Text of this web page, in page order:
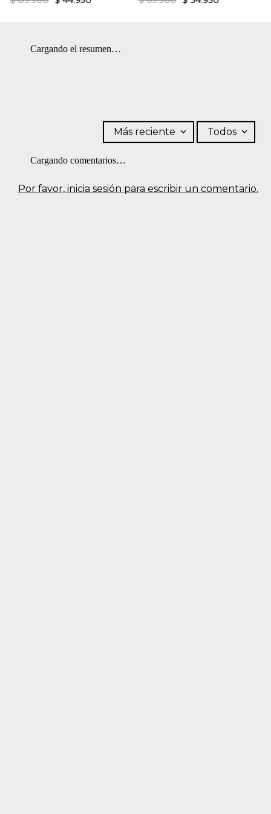
Cargando el resumen…
Por favor, inicia sesión para escribir un comentario.
Más reciente Todos
Cargando comentarios…